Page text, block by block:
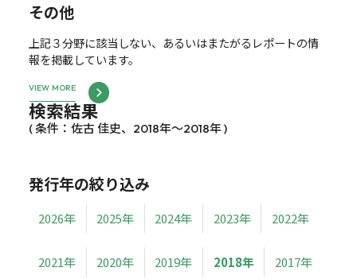
その他
上記３分野に該当しない、あるいはまたがるレポートの情
報を掲載しています。
VIEW MORE
検索結果
( 条件：佐古 佳史、2018年～2018年 )
発行年の絞り込み
2026年 2025年 2024年 2023年 2022年
2021年 2020年 2019年 2018年 2017年